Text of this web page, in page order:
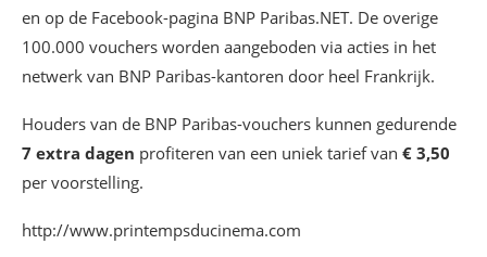
en op de Facebook-pagina BNP Paribas.NET. De overige
100.000 vouchers worden aangeboden via acties in het
netwerk van BNP Paribas-kantoren door heel Frankrijk.
Houders van de BNP Paribas-vouchers kunnen gedurende
7 extra dagen profiteren van een uniek tarief van € 3,50
per voorstelling.
http://www.printempsducinema.com